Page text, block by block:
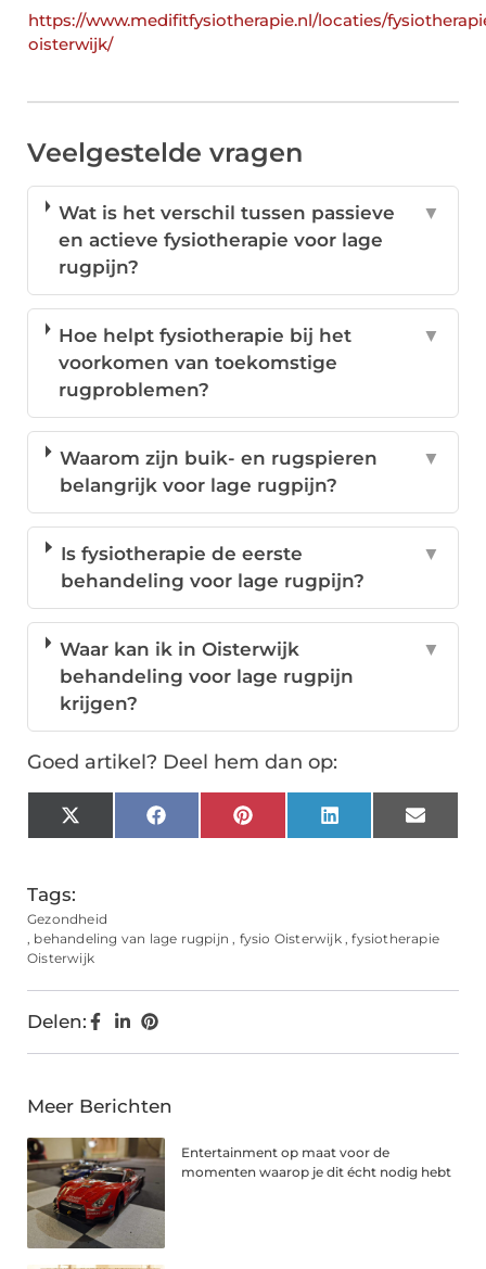
https://www.medifitfysiotherapie.nl/locaties/
oisterwijk/
Veelgestelde vragen
Wat is het verschil tussen passieve
en actieve fysiotherapie voor lage
rugpijn?
▼
Hoe helpt fysiotherapie bij het
voorkomen van toekomstige
rugproblemen?
▼
Waarom zijn buik- en rugspieren
belangrijk voor lage rugpijn?
▼
Is fysiotherapie de eerste
behandeling voor lage rugpijn?
▼
Waar kan ik in Oisterwijk
behandeling voor lage rugpijn
krijgen?
▼
Goed artikel? Deel hem dan op:
X
(Twitter)
FacebookPinterestLinkedInEmail
Tags:
Gezondheid
, behandeling van lage rugpijn , fysio Oisterwijk,fysiotherapie
Oisterwijk
Delen:
Meer Berichten
Entertainment op maat voor de
momenten waarop je dit écht nodig hebt